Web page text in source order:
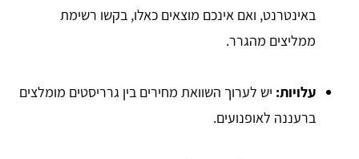
באינטרנט, ואם אינכם מוצאים כאלו, בקשו רשימת
ממליצים מהגרר.
עלויות: יש לערוך השוואת מחירים בין גרריסטים מומלצים
ברעננה לאופנועים.